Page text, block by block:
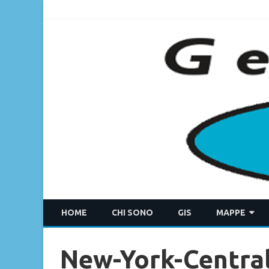
HOME CHI SONO GIS MAPPE
ACQUAMAT
New-York-